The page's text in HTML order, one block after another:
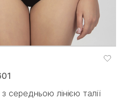
середньою лінією талії